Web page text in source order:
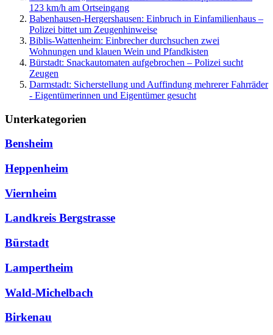
123 km/h am Ortseingang
Babenhausen-Hergershausen: Einbruch in Einfamilienhaus –
Polizei bittet um Zeugenhinweise
Biblis-Wattenheim: Einbrecher durchsuchen zwei
Wohnungen und klauen Wein und Pfandkisten
Bürstadt: Snackautomaten aufgebrochen – Polizei sucht
Zeugen
Darmstadt: Sicherstellung und Auffindung mehrerer Fahrräder
- Eigentümerinnen und Eigentümer gesucht
Unterkategorien
Bensheim
Heppenheim
Viernheim
Landkreis Bergstrasse
Bürstadt
Lampertheim
Wald-Michelbach
Birkenau